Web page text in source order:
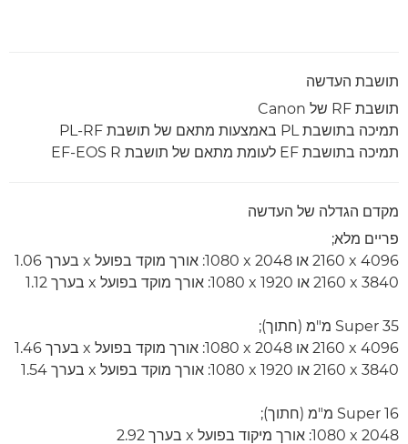
תושבת העדשה
תושבת RF של Canon
תמיכה בתושבת PL באמצעות מתאם של תושבת PL-RF
תמיכה בתושבת EF לעומת מתאם של תושבת EF-EOS R
מקדם הגדלה של העדשה
פריים מלא;
4096 x‏ 2160 או 2048 x‏ 1080: אורך מוקד בפועל x בערך 1.06
3840 x‏ 2160 או 1920 x‏ 1080: אורך מוקד בפועל x בערך 1.12
Super 35 מ"מ (חתוך);
4096 x‏ 2160 או 2048 x‏ 1080: אורך מוקד בפועל x בערך 1.46
3840 x‏ 2160 או 1920 x‏ 1080: אורך מוקד בפועל x בערך 1.54
Super 16 מ"מ (חתוך);
2048 x‏ 1080: אורך מיקוד בפועל x בערך 2.92